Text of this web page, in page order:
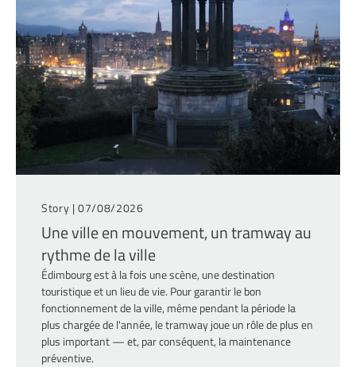
Story |07/08/2026
Une ville en mouvement, un tramway au
rythme de la ville
Édimbourg est à la fois une scène, une destination
touristique et un lieu de vie. Pour garantir le bon
fonctionnement de la ville, même pendant la période la
plus chargée de l'année, le tramway joue un rôle de plus en
plus important — et, par conséquent, la maintenance
préventive.